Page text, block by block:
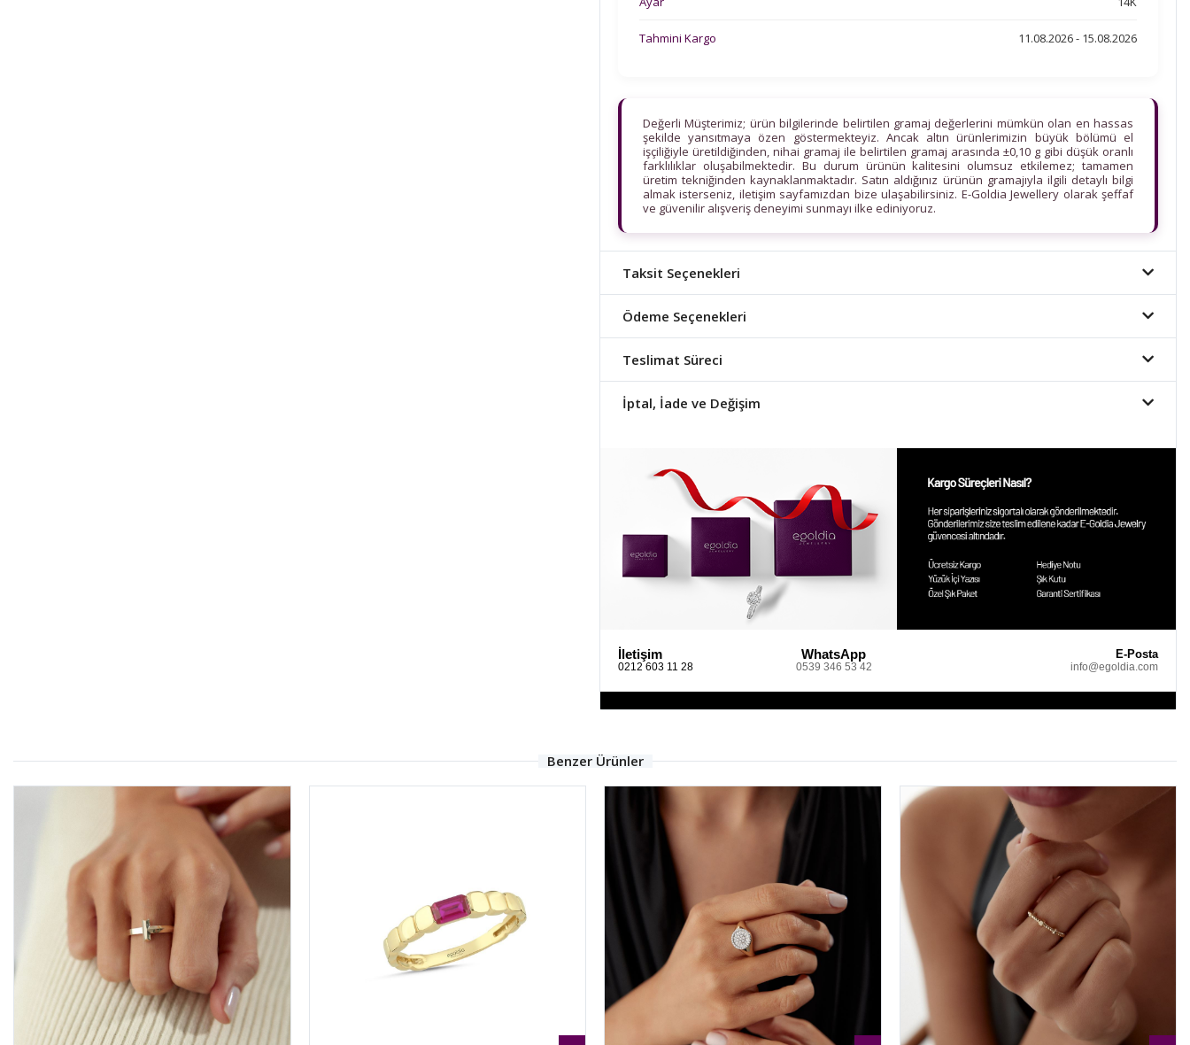
Tahmini Kargo 11.08.2026 - 15.08.2026
Değerli Müşterimiz; ürün bilgilerinde belirtilen gramaj değerlerini mümkün olan en hassas
şekilde yansıtmaya özen göstermekteyiz. Ancak altın ürünlerimizin büyük bölümü el
işçiliğiyle üretildiğinden, nihai gramaj ile belirtilen gramaj arasında ±0,10 g gibi düşük oranlı
farklılıklar oluşabilmektedir. Bu durum ürünün kalitesini olumsuz etkilemez; tamamen
üretim tekniğinden kaynaklanmaktadır. Satın aldığınız ürünün gramajıyla ilgili detaylı bilgi
almak isterseniz, iletişim sayfamızdan bize ulaşabilirsiniz. E-Goldia Jewellery olarak şeffaf
ve güvenilir alışveriş deneyimi sunmayı ilke ediniyoruz.
Taksit Seçenekleri
Ödeme Seçenekleri
Teslimat Süreci
İptal, İade ve Değişim
İletişim
0212 603 11 28
WhatsApp
0539 346 53 42
E-Posta
info@egoldia.com
Benzer Ürünler